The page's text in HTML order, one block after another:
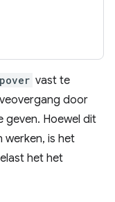
vast te
door
geven. Hoewel dit
werken, is het
het het